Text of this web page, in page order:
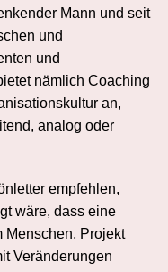
Mann und seit
und
und
nämlich Coaching
an,
analog oder
empfehlen,
wäre, dass eine
Menschen, Projekt
Veränderungen